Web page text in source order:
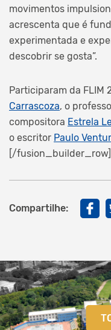
movimentos
acrescenta que é
experimentada e
descobrir se gosta”.
Participaram da FLIM
Carrascoza, o
compositora Estrela
o escritor Paulo
[/
Compartilhe: